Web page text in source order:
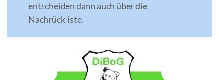
entscheiden dann auch über die
Nachrückliste.